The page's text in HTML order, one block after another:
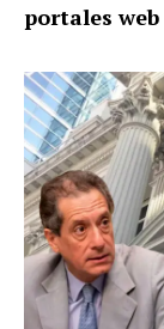
portales web